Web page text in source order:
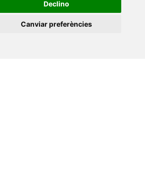
Declino
Canviar preferències